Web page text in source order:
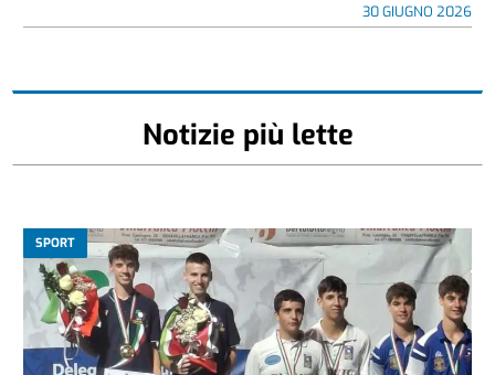
30 GIUGNO 2026
Notizie più lette
SPORT